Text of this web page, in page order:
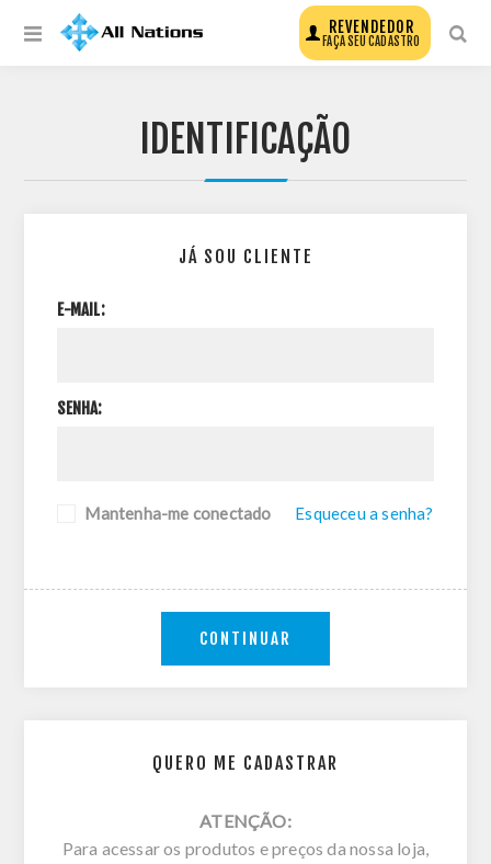
REVENDEDOR
FAÇA SEU CADASTRO
IDENTIFICAÇÃO
QUERO ME CADASTRAR
ATENÇÃO:
Para acessar os produtos e preços da nossa loja,
JÁ SOU CLIENTE
E-MAIL:
SENHA:
Mantenha-me conectado Esqueceu a senha?
CONTINUAR